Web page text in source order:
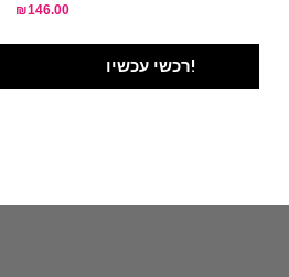
₪146.00
רכשי עכשיו!